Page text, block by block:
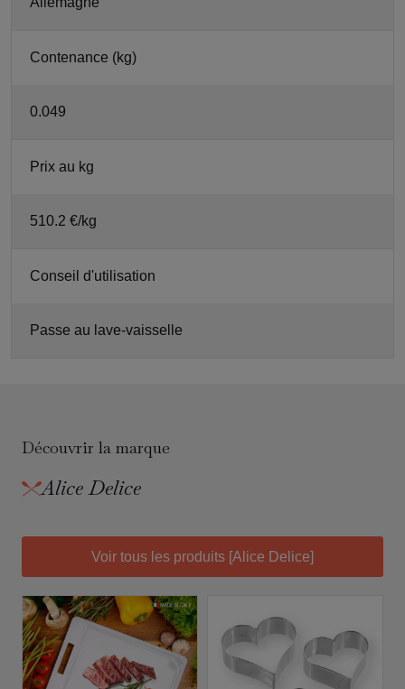
Contenance (kg)
0.049
Prix au kg
510.2 €/kg
Conseil d'utilisation
Passe au lave-vaisselle
Découvrir la marque
Alice Delice
Voir tous les produits [Alice Delice]